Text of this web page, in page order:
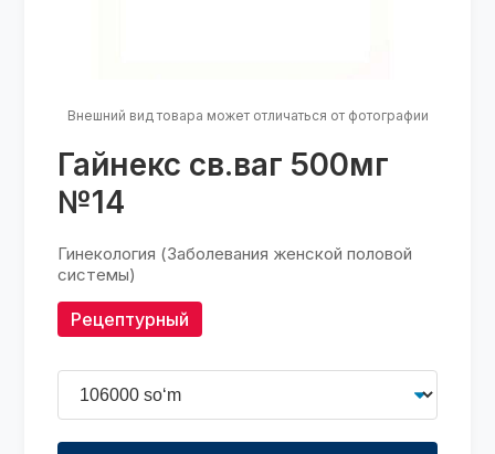
Внешний вид товара может отличаться от фотографии
Гайнекс св.ваг 500мг
№14
Гинекология (Заболевания женской половой
системы)
Рецептурный